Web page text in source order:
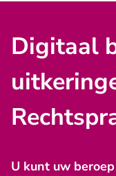
Digitaal
U kunt uw